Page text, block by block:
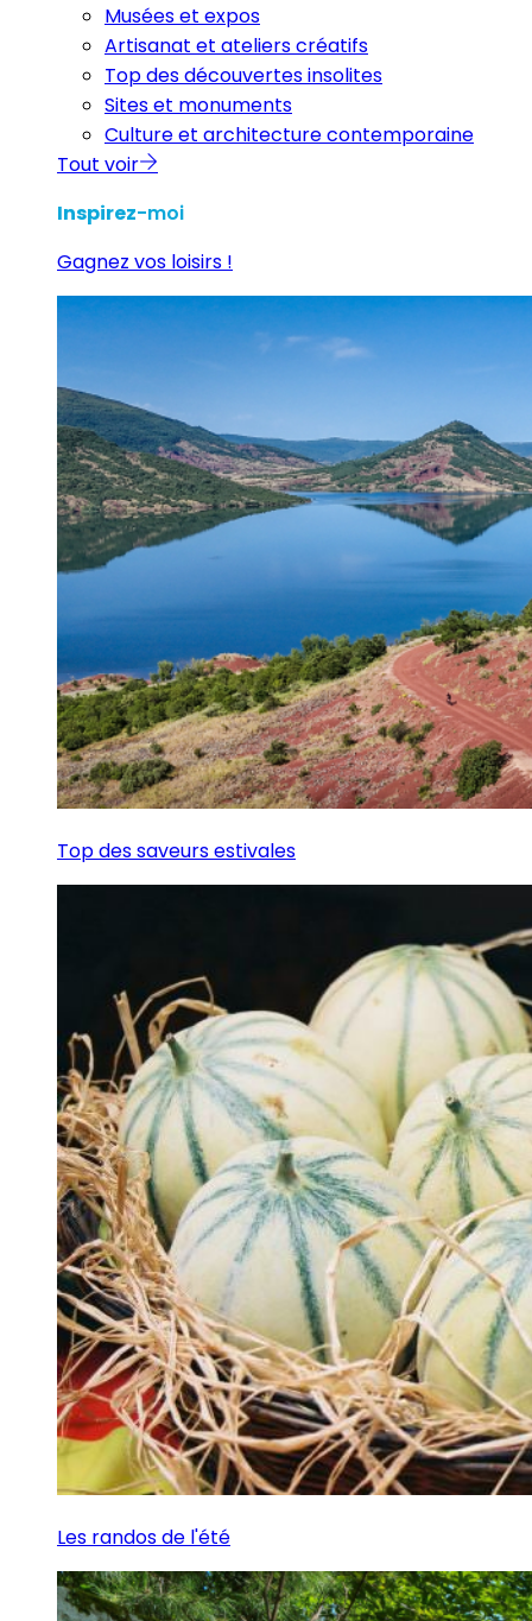
Musées et expos
Artisanat et ateliers créatifs
Top des découvertes insolites
Sites et monuments
Culture et architecture contemporaine
Tout voir
Inspirez-moi
Gagnez vos loisirs !
Top des saveurs estivales
Les randos de l'été